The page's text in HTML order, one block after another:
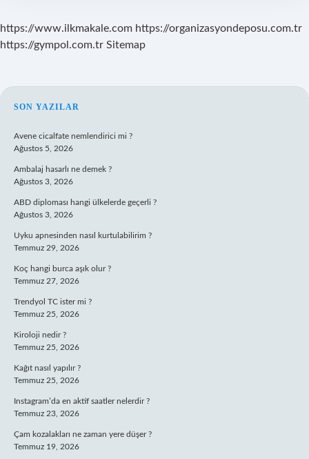
https://www.ilkmakale.com https://organizasyondeposu.com.tr
https://gympol.com.tr Sitemap
SIDEBAR
SON YAZILAR
Avene cicalfate nemlendirici mi ?
Ağustos 5, 2026
Ambalaj hasarlı ne demek ?
Ağustos 3, 2026
ABD diploması hangi ülkelerde geçerli ?
Ağustos 3, 2026
Uyku apnesinden nasıl kurtulabilirim ?
Temmuz 29, 2026
Koç hangi burca aşık olur ?
Temmuz 27, 2026
Trendyol TC ister mi ?
Temmuz 25, 2026
Kiroloji nedir ?
Temmuz 25, 2026
Kağıt nasıl yapılır ?
Temmuz 25, 2026
Instagram’da en aktif saatler nelerdir ?
Temmuz 23, 2026
Çam kozalakları ne zaman yere düşer ?
Temmuz 19, 2026